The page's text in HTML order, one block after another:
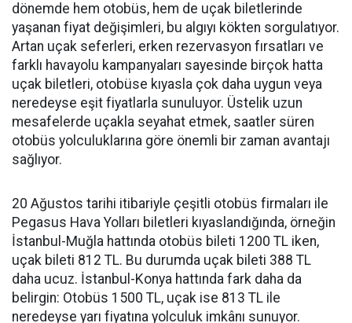
dönemde hem otobüs, hem de uçak biletlerinde
yaşanan fiyat değişimleri, bu algıyı kökten sorgulatıyor.
Artan uçak seferleri, erken rezervasyon fırsatları ve
farklı havayolu kampanyaları sayesinde birçok hatta
uçak biletleri, otobüse kıyasla çok daha uygun veya
neredeyse eşit fiyatlarla sunuluyor. Üstelik uzun
mesafelerde uçakla seyahat etmek, saatler süren
otobüs yolculuklarına göre önemli bir zaman avantajı
sağlıyor.
20 Ağustos tarihi itibariyle çeşitli otobüs firmaları ile
Pegasus Hava Yolları biletleri kıyaslandığında, örneğin
İstanbul-Muğla hattında otobüs bileti 1200 TL iken,
uçak bileti 812 TL. Bu durumda uçak bileti 388 TL
daha ucuz. İstanbul-Konya hattında fark daha da
belirgin: Otobüs 1500 TL, uçak ise 813 TL ile
neredeyse yarı fiyatına yolculuk imkânı sunuyor.